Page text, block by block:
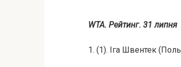
WTA. Рейтинг. 31 липня
1. (1). Іга Швентек